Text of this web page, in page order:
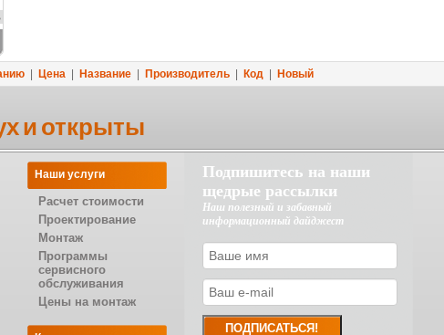
| Цена| Название| Производитель| Код| Новый
и открыты
Наши услуги
Расчет стоимости
Проектирование
Монтаж
Программы
сервисного
обслуживания
Цены на монтаж
Подпишитесь на наши
щедрые рассылки
Наш полезный и забавный
информационный дайджест